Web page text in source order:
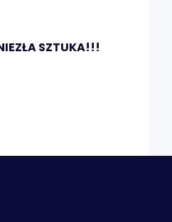
SZTUKA!!!